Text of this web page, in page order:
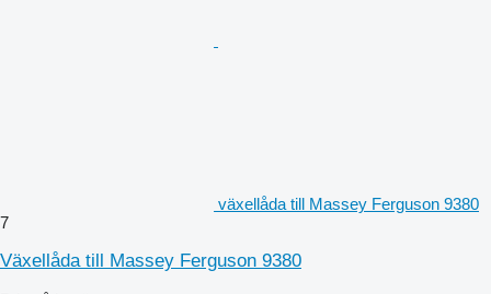
växellåda till Massey Ferguson 9380
7
Växellåda till Massey Ferguson 9380